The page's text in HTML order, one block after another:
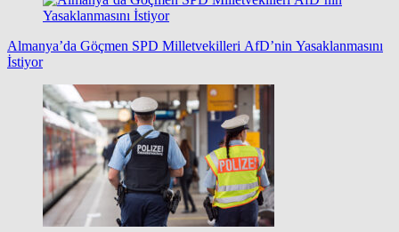
Almanya’da Göçmen SPD Milletvekilleri AfD’nin Yasaklanmasını
İstiyor